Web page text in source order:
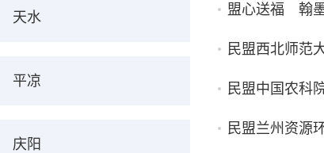
天水
平凉
庆阳
盟心送福 翰
民盟西北师范
民盟中国农科
民盟兰州资源